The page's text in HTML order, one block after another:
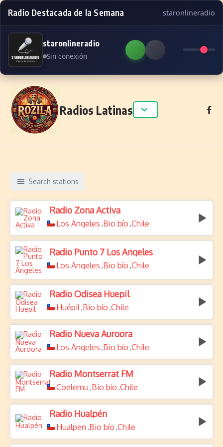
Radio Destacada de la Semana staronlineradio
staronlineradio
Sin conexión
Skip to content
Radios Latinas
Search stations
Radio Zona Activa
Los Ángeles ,Bio bío ,Chile
Radio Punto 7 Los Ángeles
Los Ángeles ,Bio bío ,Chile
Radio Odisea Huepil
Huépil,Bio bío ,Chile
Radio Nueva Auroora
Los Ángeles ,Bio bío ,Chile
Radio Montserrat FM
Coelemu ,Bio bío ,Chile
Radio Hualpén
Hualpen ,Bio bío ,Chile